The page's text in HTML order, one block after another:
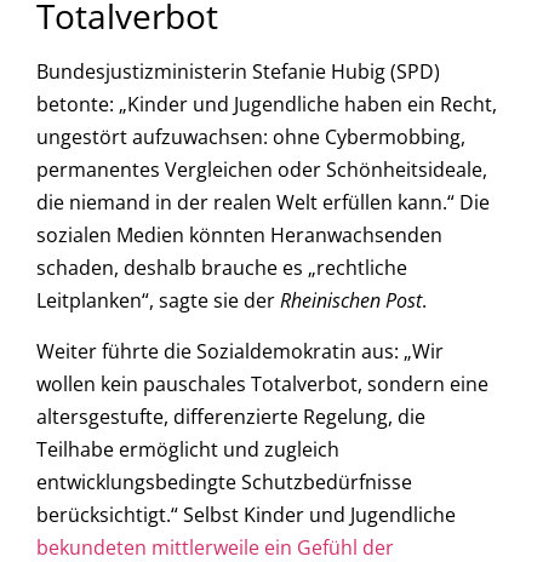
Totalverbot
Bundesjustizministerin Stefanie Hubig (SPD)
betonte: „Kinder und Jugendliche haben ein Recht,
ungestört aufzuwachsen: ohne Cybermobbing,
permanentes Vergleichen oder Schönheitsideale,
die niemand in der realen Welt erfüllen kann.“ Die
sozialen Medien könnten Heranwachsenden
schaden, deshalb brauche es „rechtliche
Leitplanken“, sagte sie derRheinischen Post.
Weiter führte die Sozialdemokratin aus: „Wir
wollen kein pauschales Totalverbot, sondern eine
altersgestufte, differenzierte Regelung, die
Teilhabe ermöglicht und zugleich
entwicklungsbedingte Schutzbedürfnisse
berücksichtigt.“ Selbst Kinder und Jugendliche
bekundeten mittlerweile ein Gefühl der